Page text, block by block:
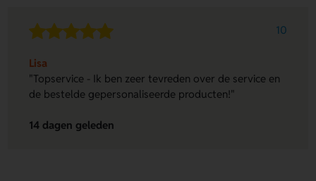
10
Lisa
"Topservice - Ik ben zeer tevreden over de service en
de bestelde gepersonaliseerde producten!"
14 dagen geleden